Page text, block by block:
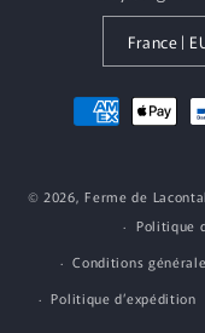
Moyens
© 2026,Ferme de Lacontal
Politique
Conditions
Politique d’expédition